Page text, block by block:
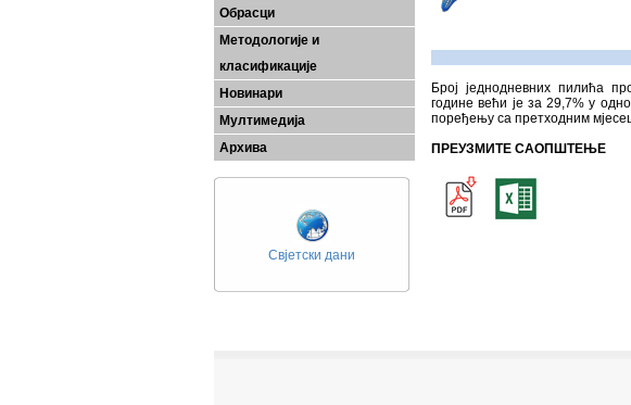
Обрасци
Методологије и
класификације
Новинари
Мултимедија
Архива
Свјетски дани
Број једнодневних пилића
године већи је за 29,7% у
поређењу са претходним
ПРЕУЗМИТЕ САОПШТЕЊЕ